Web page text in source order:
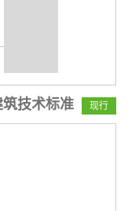
筑技术标准 现行